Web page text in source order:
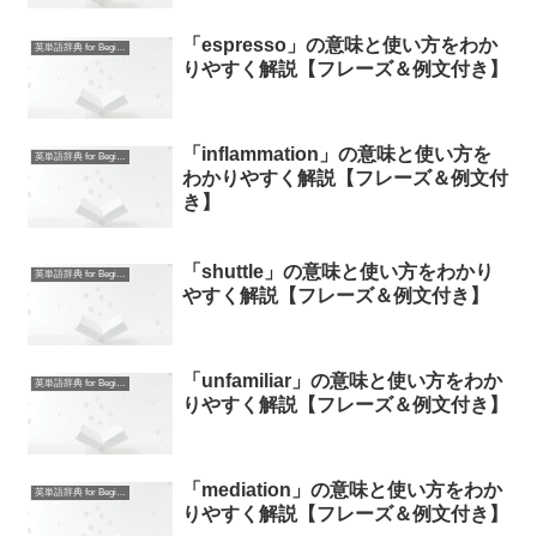
英単語辞典 for Beginners
「espresso」の意味と使い方をわか
りやすく解説【フレーズ＆例文付き】
英単語辞典 for Beginners
「inflammation」の意味と使い方を
わかりやすく解説【フレーズ＆例文付
き】
英単語辞典 for Beginners
「shuttle」の意味と使い方をわかり
やすく解説【フレーズ＆例文付き】
英単語辞典 for Beginners
「unfamiliar」の意味と使い方をわか
りやすく解説【フレーズ＆例文付き】
英単語辞典 for Beginners
「mediation」の意味と使い方をわか
りやすく解説【フレーズ＆例文付き】